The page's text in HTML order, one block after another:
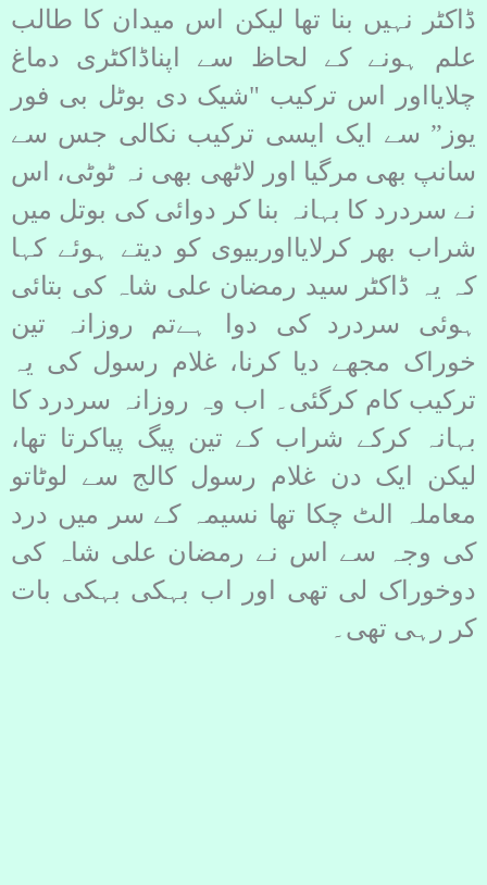
ڈاکٹر نہیں بنا تھا لیکن اس میدان کا طالب
علم ہونے کے لحاظ سے اپناڈاکٹری دماغ
چلایااور اس ترکیب "شیک دی بوٹل بی فور
یوز” سے ایک ایسی ترکیب نکالی جس سے
سانپ بھی مرگیا اور لاٹھی بھی نہ ٹوٹی، اس
نے سردرد کا بہانہ بنا کر دوائی کی بوتل میں
شراب بھر کرلایااوربیوی کو دیتے ہوئے کہا
کہ یہ ڈاکٹر سید رمضان علی شاہ کی بتائی
ہوئی سردرد کی دوا ہےتم روزانہ تین
خوراک مجھے دیا کرنا، غلام رسول کی یہ
ترکیب کام کرگئی۔ اب وہ روزانہ سردرد کا
بہانہ کرکے شراب کے تین پیگ پیاکرتا تھا،
لیکن ایک دن غلام رسول کالج سے لوٹاتو
معاملہ الٹ چکا تھا نسیمہ کے سر میں درد
کی وجہ سے اس نے رمضان علی شاہ کی
دوخوراک لی تھی اور اب بہکی بہکی بات
کر رہی تھی۔